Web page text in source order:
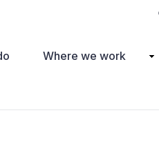
Where we work